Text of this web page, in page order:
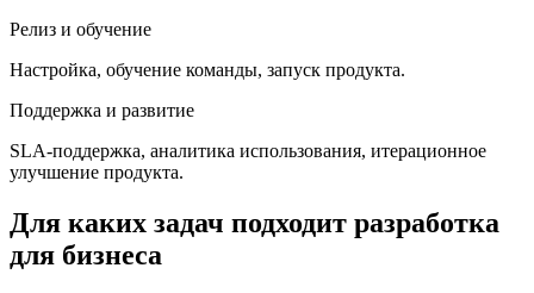
Релиз и обучение
Настройка, обучение команды, запуск продукта.
Поддержка и развитие
SLA-поддержка, аналитика использования, итерационное
улучшение продукта.
Для каких задач подходит разработка
для бизнеса